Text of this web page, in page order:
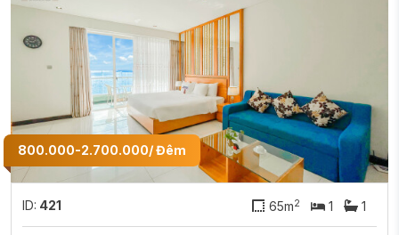
800.000-2.700.000/ Đêm
ID: 421 65m2 1 1